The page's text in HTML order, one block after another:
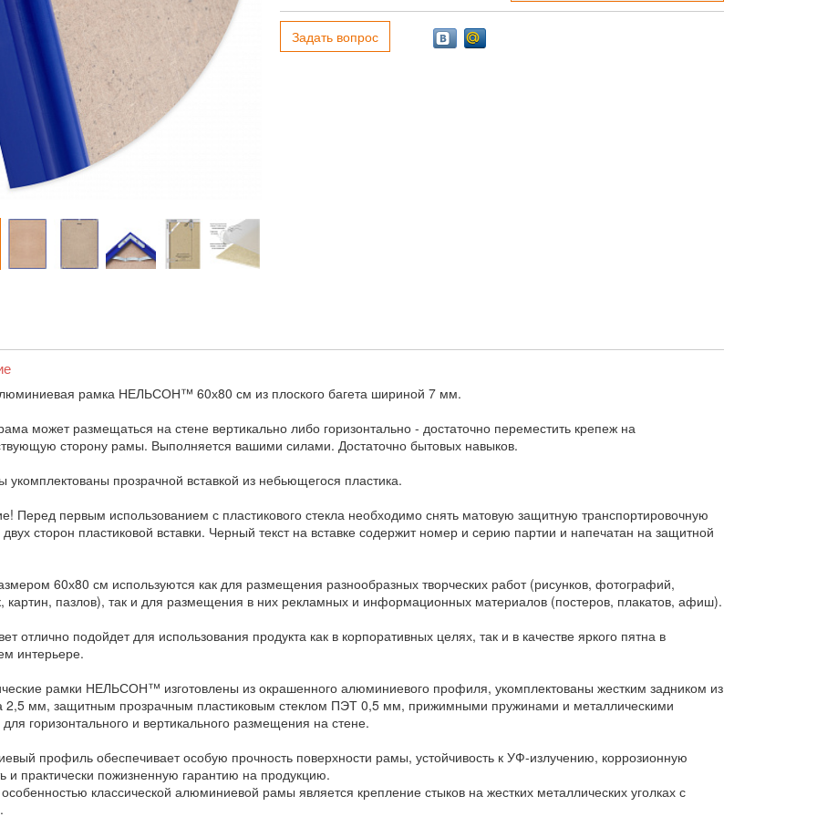
Задать вопрос
рамка НЕЛЬСОН™ 60х80 см из плоского багета шириной 7 мм.
может размещаться на стене вертикально либо горизонтально - достаточно переместить крепеж на
сторону рамы. Выполняется вашими силами. Достаточно бытовых навыков.
укомплектованы прозрачной вставкой из небьющегося пластика.
Перед первым использованием с пластикового стекла необходимо снять матовую защитную транспортировочную
двух сторон пластиковой вставки. Черный текст на вставке содержит номер и серию партии и напечатан на защитной
60х80 см используются как для размещения разнообразных творческих работ (рисунков, фотографий,
картин, пазлов), так и для размещения в них рекламных и информационных материалов (постеров, плакатов, афиш).
отлично подойдет для использования продукта как в корпоративных целях, так и в качестве яркого пятна в
интерьере.
рамки НЕЛЬСОН™ изготовлены из окрашенного алюминиевого профиля, укомплектованы жестким задником из
2,5 мм, защитным прозрачным пластиковым стеклом ПЭТ 0,5 мм, прижимными пружинами и металлическими
горизонтального и вертикального размещения на стене.
профиль обеспечивает особую прочность поверхности рамы, устойчивость к УФ-излучению, коррозионную
и практически пожизненную гарантию на продукцию.
классической алюминиевой рамы является крепление стыков на жестких металлических уголках с